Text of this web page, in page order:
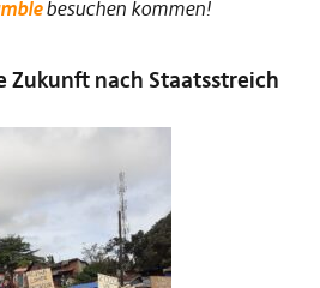
besuchen kommen!
Zukunft nach Staatsstreich